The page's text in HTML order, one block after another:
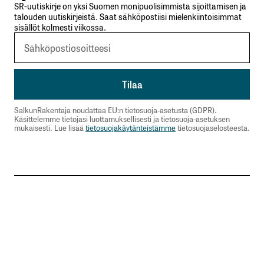
SR-uutiskirje on yksi Suomen monipuolisimmista sijoittamisen ja
talouden uutiskirjeistä. Saat sähköpostiisi mielenkiintoisimmat
sisällöt kolmesti viikossa.
SalkunRakentaja noudattaa EU:n tietosuoja-asetusta (GDPR).
Käsittelemme tietojasi luottamuksellisesti ja tietosuoja-asetuksen
mukaisesti. Lue lisää tietosuojakäytänteistämmetietosuojaselosteesta.